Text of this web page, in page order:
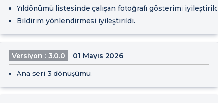
Yıldönümü listesinde çalışan fotoğrafı gösterimi
Bildirim yönlendirmesi iyileştirildi.
Versiyon : 3.0.0 01 Mayıs 2026
Ana seri 3 dönüşümü.